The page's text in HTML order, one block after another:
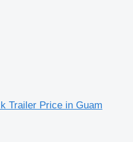
Trailer Price in Guam